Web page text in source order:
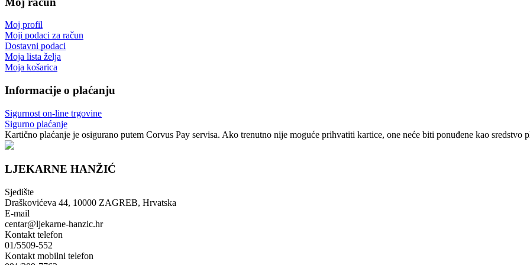
Moj profil
Moji podaci za račun
Dostavni podaci
Moja lista želja
Moja košarica
Informacije o plaćanju
Sigurnost on-line trgovine
Sigurno plaćanje
Kartično plaćanje je osigurano putem Corvus Pay servisa. Ako trenutno nije moguće prihvatiti kartice, one neće biti ponuđene kao sredstvo
LJEKARNE HANŽIĆ
Sjedište
Draškovićeva 44, 10000 ZAGREB, Hrvatska
E-mail
centar@ljekarne-hanzic.hr
Kontakt telefon
01/5509-552
Kontakt mobilni telefon